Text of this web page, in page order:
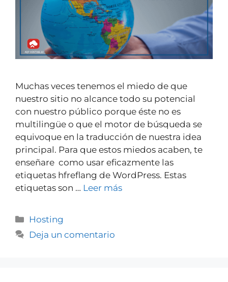
Muchas veces tenemos el miedo de que
nuestro sitio no alcance todo su potencial
con nuestro público porque éste no es
multilingüe o que el motor de búsqueda se
equivoque en la traducción de nuestra idea
principal. Para que estos miedos acaben, te
enseñare como usar eficazmente las
etiquetas hfreflang de WordPress. Estas
etiquetas son … Leer más
Hosting
Deja un comentario